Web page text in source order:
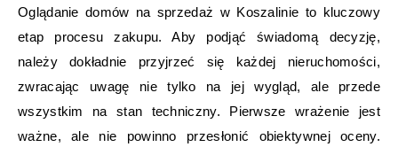
Oglądanie domów na sprzedaż w Koszalinie to kluczowy
etap procesu zakupu. Aby podjąć świadomą decyzję,
należy dokładnie przyjrzeć się każdej nieruchomości,
zwracając uwagę nie tylko na jej wygląd, ale przede
wszystkim na stan techniczny. Pierwsze wrażenie jest
ważne, ale nie powinno przesłonić obiektywnej oceny.